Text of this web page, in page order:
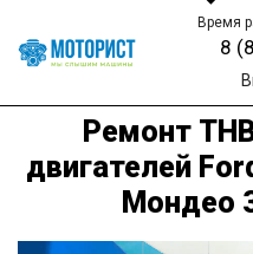
Время
8
Ремонт
двигателей
Мондео